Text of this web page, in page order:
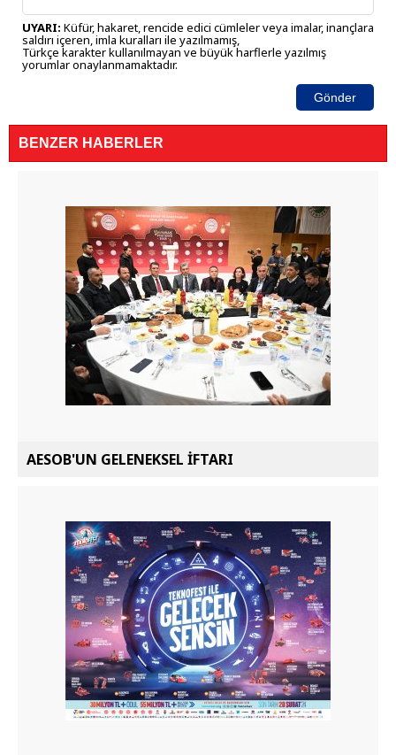
UYARI: Küfür, hakaret, rencide edici cümleler veya imalar, inançlara
saldırı içeren, imla kuralları ile yazılmamış,
Türkçe karakter kullanılmayan ve büyük harflerle yazılmış
yorumlar onaylanmamaktadır.
Gönder
BENZER HABERLER
AESOB'UN GELENEKSEL İFTARI